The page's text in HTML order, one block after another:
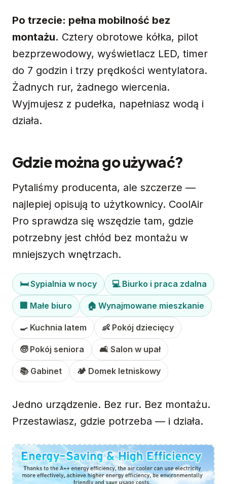
Po trzecie: pełna mobilność bez
montażu. Cztery obrotowe kółka, pilot
bezprzewodowy, wyświetlacz LED, timer
do 7 godzin i trzy prędkości wentylatora.
Żadnych rur, żadnego wiercenia.
Wyjmujesz z pudełka, napełniasz wodą i
działa.
Gdzie można go używać?
Pytaliśmy producenta, ale szczerze —
najlepiej opisują to użytkownicy. CoolAir
Pro sprawdza się wszędzie tam, gdzie
potrzebny jest chłód bez montażu w
mniejszych wnętrzach.
🛏 Sypialnia w nocy 💻 Biurko i praca zdalna
🏢 Małe biuro 🏠 Wynajmowane mieszkanie
🍳 Kuchnia latem 👶 Pokój dziecięcy
🧓 Pokój seniora 🛋 Salon w upał
📚 Gabinet 🏕 Domek letniskowy
Jedno urządzenie. Bez rur. Bez montażu.
Przestawiasz, gdzie potrzeba — i działa.